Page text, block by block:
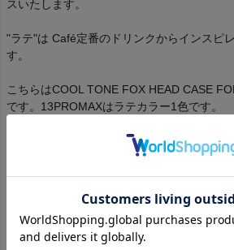
スいたします。
"ラテ"は Café定番のドリンクからインスピ
す。
こちらはCOOL TONE FOX HEAD CASE
です。13PROMAXはラテカラー1色です。
iPhoneケース13はこちら
iPhoneケース13PROはこちら
本体素材はなめらかなシリコン素材仕様で
MagSafe対応です。
VDS BIRDS EYEでは全てメーカー直接仕入